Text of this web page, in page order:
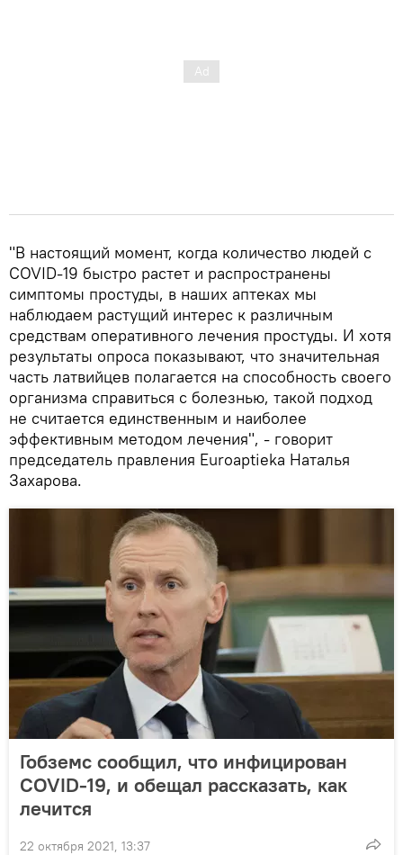
"В настоящий момент, когда количество людей с
COVID-19 быстро растет и распространены
симптомы простуды, в наших аптеках мы
наблюдаем растущий интерес к различным
средствам оперативного лечения простуды. И хотя
результаты опроса показывают, что значительная
часть латвийцев полагается на способность своего
организма справиться с болезнью, такой подход
не считается единственным и наиболее
эффективным методом лечения", - говорит
председатель правления Euroaptieka Наталья
Захарова.
Гобземс сообщил, что инфицирован
COVID-19, и обещал рассказать, как
лечится
22 октября 2021, 13:37